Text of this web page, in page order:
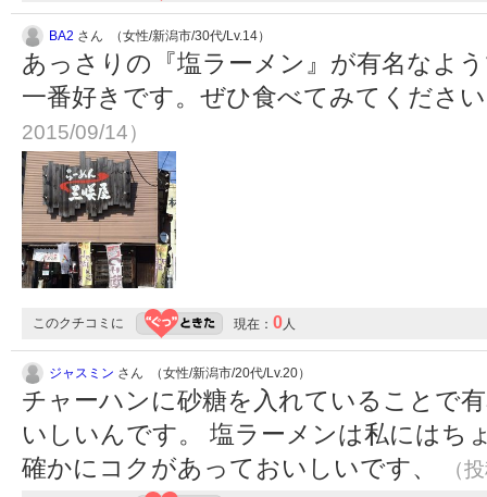
BA2 さん （女性/新潟市/30代/Lv.14）
あっさりの『塩ラーメン』が有名なよ
一番好きです。ぜひ食べてみてくださ
2015/09/14）
このクチコミに 現在： 0人
ジャスミン さん （女性/新潟市/20代/Lv.20）
チャーハンに砂糖を入れていることで
いしいんです。 塩ラーメンは私にはち
確かにコクがあっておいしいです、
（